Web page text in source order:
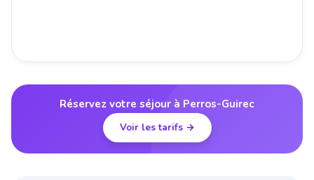
Réservez votre séjour à Perros-Guirec
Voir les tarifs →